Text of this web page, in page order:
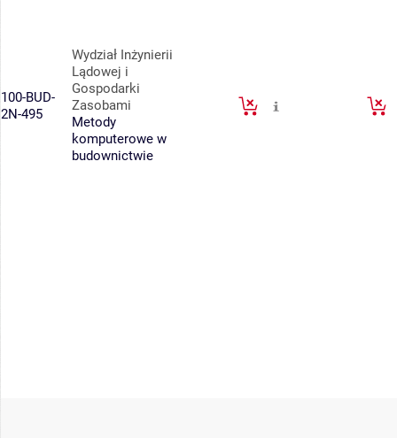
100-BUD-
2N-495
Wydział Inżynierii
Lądowej i
Gospodarki
Zasobami
Metody
komputerowe w
budownictwie